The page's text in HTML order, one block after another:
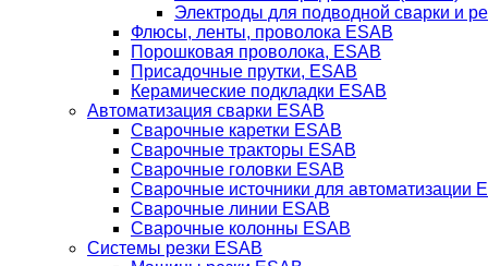
Электроды для подводной сварки и
Флюсы, ленты, проволока ESAB
Порошковая проволока, ESAB
Присадочные прутки, ESAB
Керамические подкладки ESAB
Автоматизация сварки ESAB
Сварочные каретки ESAB
Сварочные тракторы ESAB
Сварочные головки ESAB
Сварочные источники для автоматизации
Сварочные линии ESAB
Сварочные колонны ESAB
Системы резки ESAB